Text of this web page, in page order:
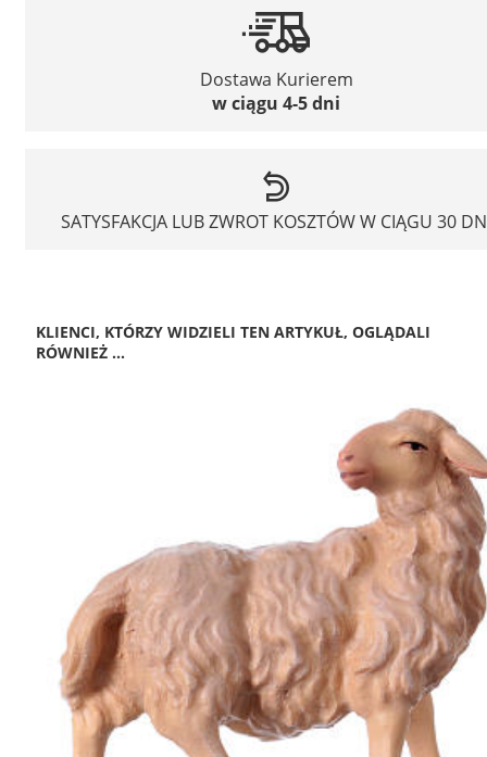
Dostawa Kurierem
w ciągu 4-5 dni
SATYSFAKCJA LUB ZWROT KOSZTÓW W CIĄGU 30
KLIENCI, KTÓRZY WIDZIELI TEN ARTYKUŁ, OGLĄDALI
RÓWNIEŻ ...